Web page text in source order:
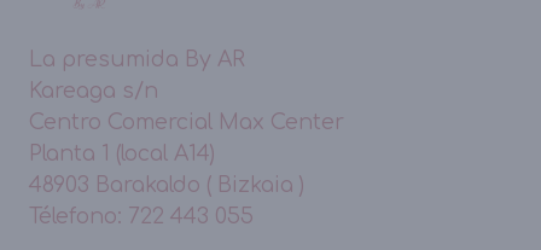
La presumida By AR
Kareaga s/n
Centro Comercial Max Center
Planta 1 (local A14)
48903 Barakaldo ( Bizkaia )
Télefono: 722 443 055